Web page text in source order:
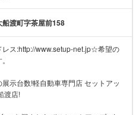
示台数!軽自動車専門店 セットアッ
」を探すならぜひセットアップへ!